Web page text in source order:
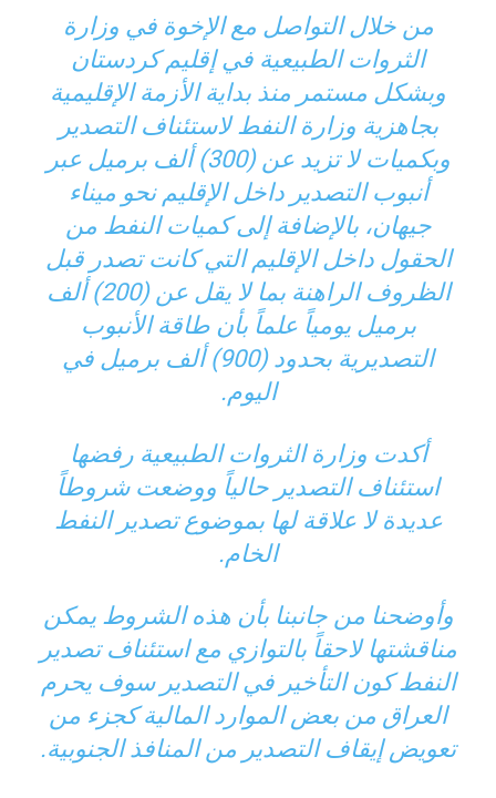
من خلال التواصل مع الإخوة في وزارة
الثروات الطبيعية في إقليم كردستان
وبشكل مستمر منذ بداية الأزمة الإقليمية
بجاهزية وزارة النفط لاستئناف التصدير
وبكميات لا تزيد عن (300) ألف برميل عبر
أنبوب التصدير داخل الإقليم نحو ميناء
جيهان، بالإضافة إلى كميات النفط من
الحقول داخل الإقليم التي كانت تصدر قبل
الظروف الراهنة بما لا يقل عن (200) ألف
برميل يومياً علماً بأن طاقة الأنبوب
التصديرية بحدود (900) ألف برميل في
اليوم.
أكدت وزارة الثروات الطبيعية رفضها
استئناف التصدير حالياً ووضعت شروطاً
عديدة لا علاقة لها بموضوع تصدير النفط
الخام.
وأوضحنا من جانبنا بأن هذه الشروط يمكن
مناقشتها لاحقاً بالتوازي مع استئناف تصدير
النفط كون التأخير في التصدير سوف يحرم
العراق من بعض الموارد المالية كجزء من
تعويض إيقاف التصدير من المنافذ الجنوبية.